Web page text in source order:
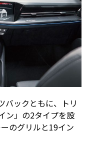
ックともに、トリ
ン」の2タイプを設
のグリルと19イン